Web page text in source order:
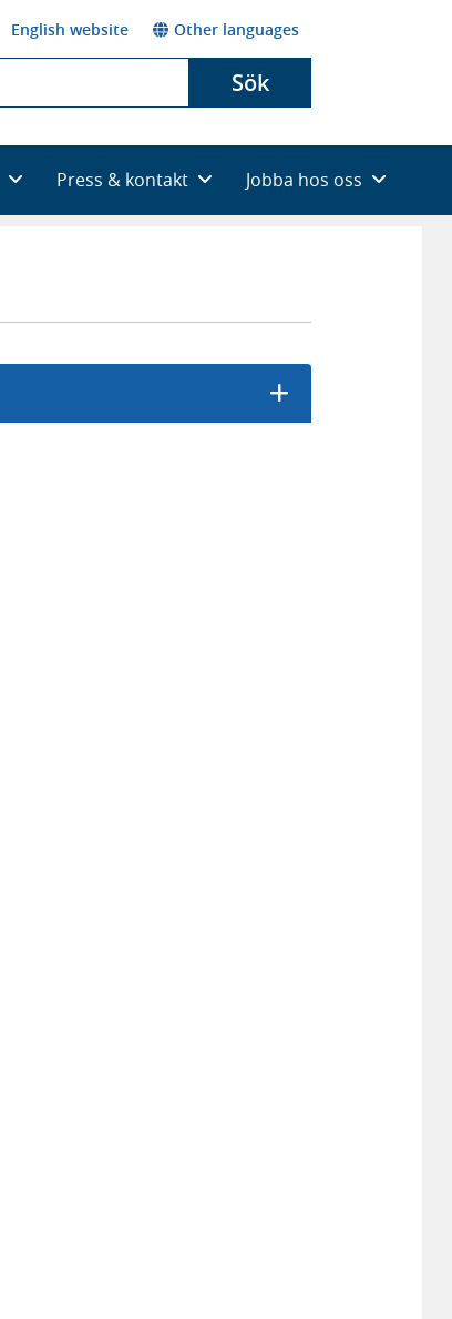
English website Other languages
Sök
Press & kontakt Jobba hos oss